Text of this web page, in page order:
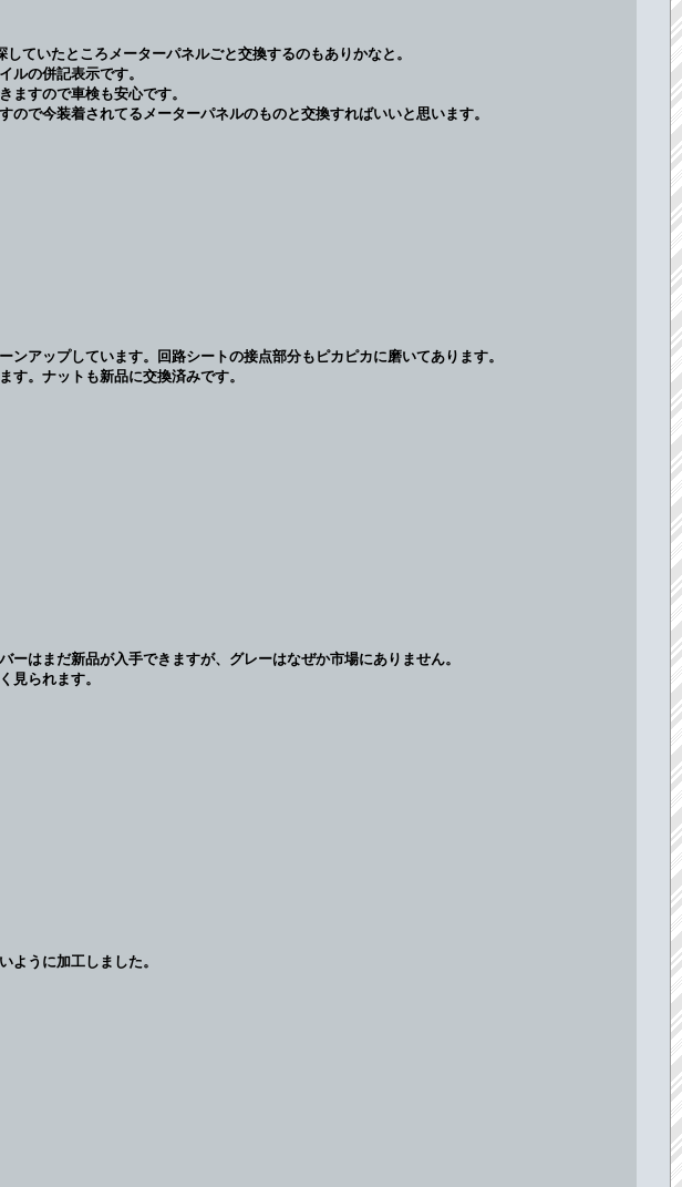
ていたところメーターパネルごと交換するのもありかなと。
ルの併記表示です。
ますので車検も安心です。
で今装着されてるメーターパネルのものと交換すればいいと思います。
アップしています。回路シートの接点部分もピカピカに磨いてあります。
す。ナットも新品に交換済みです。
はまだ新品が入手できますが、グレーはなぜか市場にありません。
見られます。
ように加工しました。